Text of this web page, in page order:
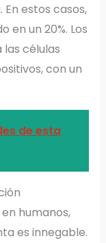
estos casos,
en un 20%. Los
células
con un
de esta
humanos,
es innegable.